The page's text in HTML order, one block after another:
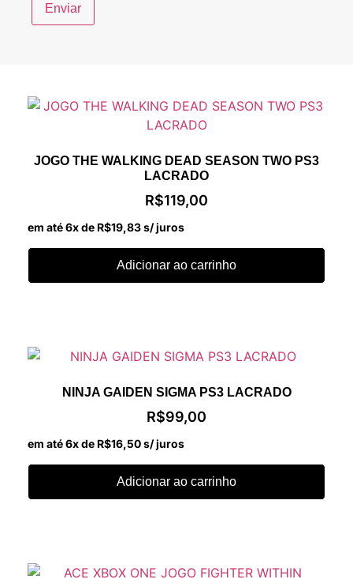
JOGO THE WALKING DEAD SEASON TWO PS3
LACRADO
R$119,00
em até 6x de R$19,83s/ juros
Adicionar ao carrinho
NINJA GAIDEN SIGMA PS3 LACRADO
R$99,00
em até 6x de R$16,50s/ juros
Adicionar ao carrinho